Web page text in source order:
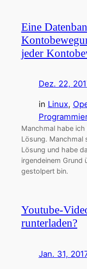
Eine
jeder
Dez. 22,
in Linux,
Manchmal habe
Lösung. Manchmal
Lösung und habe
irgendeinem Grund
gestolpert bin.
Youtube-
runterladen?
Jan. 31,